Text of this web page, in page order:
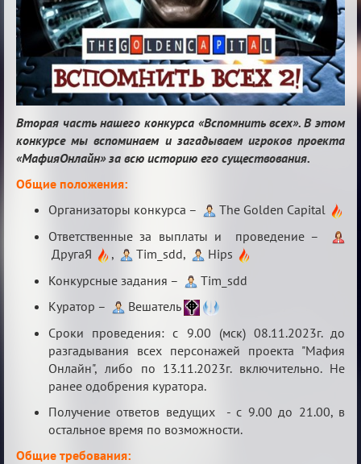
Вторая часть нашего конкурса «Вспомнить всех». В этом
конкурсе мы вспоминаем и загадываем игроков проекта
«МафияОнлайн» за всю историю его существования.
Общие положения:
Организаторы конкурса –
The Golden Capital
Ответственные за выплаты и проведение –
ДругаЯ
, Tim_sdd,
Hips
Конкурсные задания –
Tim_sdd
Куратор –
Вешатель
Сроки проведения: с 9.00 (мск) 08.11.2023г. до
разгадывания всех персонажей проекта "Мафия
Онлайн", либо по 13.11.2023г. включительно. Не
ранее одобрения куратора.
Получение ответов ведущих - с 9.00 до 21.00, в
остальное время по возможности.
Общие требования: